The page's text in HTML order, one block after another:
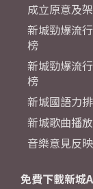
成立原意及
新城勁爆流
榜
新城勁爆流
榜
新城國語力
新城歌曲播
音樂意見反映
免費下載新城